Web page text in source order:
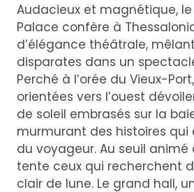
Audacieux et magnétique,
Palace confère à
d’élégance théâtrale,
disparates dans un
Perché à l’orée du Vieux-
orientées vers l’ouest
de soleil embrasés sur la
murmurant des histoires qui
du voyageur. Au seuil animé
tente ceux qui recherchent
clair de lune. Le grand hall,